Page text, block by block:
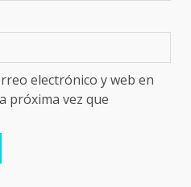
electrónico y web en
próxima vez que